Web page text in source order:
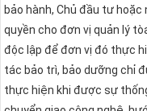
bảo hành, Chủ đầu tư
quyền cho đơn vị quản lý
độc lập để đơn vị đó thực
tác bảo trì, bảo dưỡng chỉ
thực hiện khi được sự